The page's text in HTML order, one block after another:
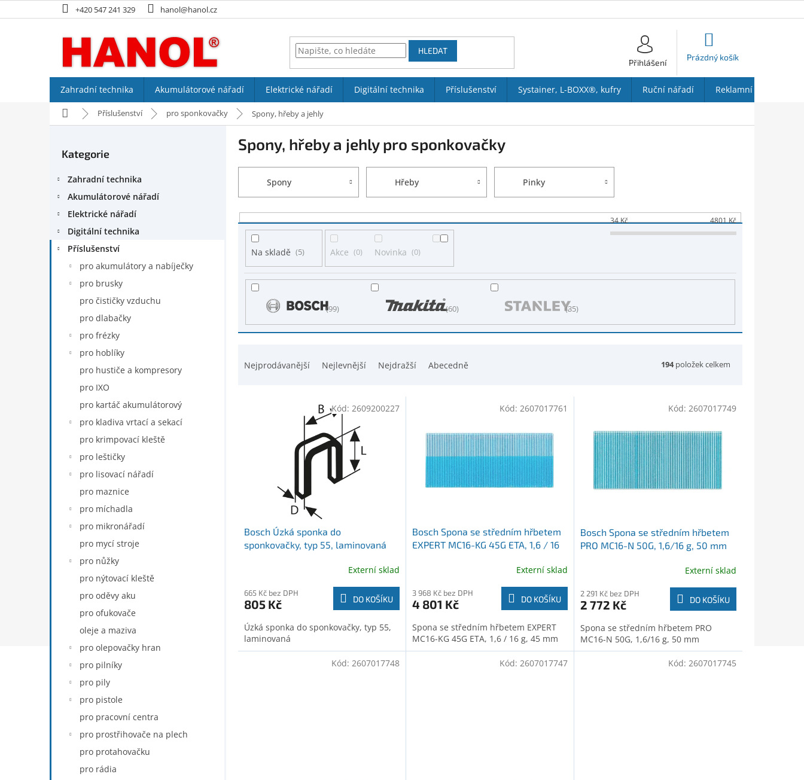
na
+420 547 241 329 hanol@hanol.cz
HLEDAT
Přihlášení
Prázdný košík
Zahradní technika Akumulátorové nářadí Elektrické nářadí Digitální technika Příslušenství Systainer, L-BOXX®, kufry Ruční nářadí Reklamní předměty
Domů Příslušenství pro sponkovačky Spony, hřeby a jehly
í
Přeskočit
Kategorie
Zahradní technika
Akumulátorové nářadí
Elektrické nářadí
Digitální technika
Příslušenství
pro akumulátory a nabíječky
pro brusky
pro čističky vzduchu
pro dlabačky
pro frézky
pro hoblíky
pro hustiče a kompresory
pro IXO
pro kartáč akumulátorový
pro kladiva vrtací a sekací
pro krimpovací kleště
pro leštičky
pro lisovací nářadí
pro maznice
pro míchadla
pro mikronářadí
pro mycí stroje
pro nůžky
pro nýtovací kleště
pro oděvy aku
pro ofukovače
oleje a maziva
pro olepovačky hran
pro pilníky
pro pily
pro pistole
pro pracovní centra
pro prostřihovače na plech
pro protahovačku
pro rádia
Spony, hřeby a jehly pro sponkovačky
Spony Hřeby Pinky
Nejprodávanější Nejlevnější Nejdražší Abecedně 194položek celkem
34Kč 4801Kč
Na skladě 5 Akce 0 Novinka 0
99 60 35
V
u
Bosch Úzká sponka do
sponkovačky, typ 55, laminovaná
Externí sklad
665 Kč bez DPH
805 Kč DO KOŠÍKU
Úzká sponka do sponkovačky, typ 55,
laminovaná
Kód: 2609200227
Bosch Spona se středním hřbetem
EXPERT MC16-KG 45G ETA, 1,6 / 16
Externí sklad
3 968 Kč bez DPH
4 801 Kč DO KOŠÍKU
Spona se středním hřbetem EXPERT
MC16-KG 45G ETA, 1,6 / 16 g, 45 mm
Kód: 2607017761
Bosch Spona se středním hřbetem
PRO MC16-N 50G, 1,6/16 g, 50 mm
Externí sklad
2 291 Kč bez DPH
2 772 Kč DO KOŠÍKU
Spona se středním hřbetem PRO
MC16-N 50G, 1,6/16 g, 50 mm
Kód: 2607017749
Kód: 2607017748 Kód: 2607017747 Kód: 2607017745